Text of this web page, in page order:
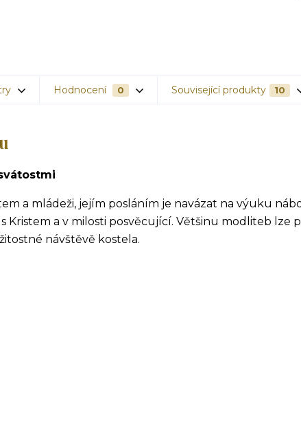
Hodnocení 0 Související produkty 10
a mládeži, jejím posláním je navázat na výuku
Kristem a v milosti posvěcující. Většinu modliteb lze
návštěvě kostela.